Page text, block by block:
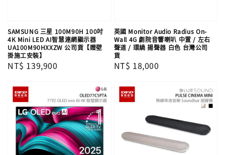
SAMSUNG 三星 100M90H 100吋
4K Mini LED AI智慧連網顯示器
UA100M90HXXZW 公司貨【贈壁
掛施工安裝】
Regular
NT$ 139,900
英國 Monitor Audio Radius On-
Wall 4G 劇院音響喇叭 中置 / 左右
聲道 / 環繞 揚聲器 白色 台灣公司
貨
Regular
NT$ 18,000